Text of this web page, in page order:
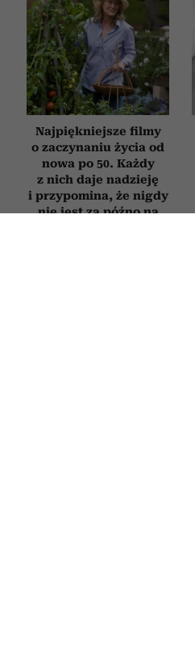
Najpiękniejsze filmy
o zaczynaniu życia od
nowa po 50. Każdy
z nich daje nadzieję
i przypomina, że nigdy
nie jest za późno na